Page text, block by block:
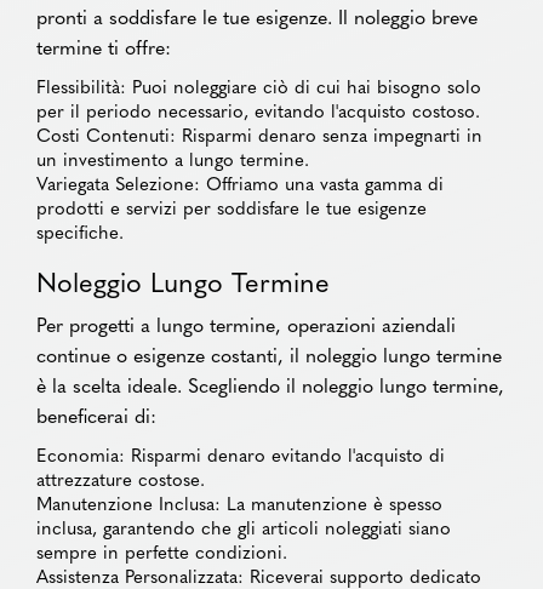
pronti a soddisfare le tue esigenze. Il noleggio breve
termine ti offre:
Flessibilità: Puoi noleggiare ciò di cui hai bisogno solo
per il periodo necessario, evitando l'acquisto costoso.
Costi Contenuti: Risparmi denaro senza impegnarti in
un investimento a lungo termine.
Variegata Selezione: Offriamo una vasta gamma di
prodotti e servizi per soddisfare le tue esigenze
specifiche.
Noleggio Lungo Termine
Per progetti a lungo termine, operazioni aziendali
continue o esigenze costanti, il noleggio lungo termine
è la scelta ideale. Scegliendo il noleggio lungo termine,
beneficerai di:
Economia: Risparmi denaro evitando l'acquisto di
attrezzature costose.
Manutenzione Inclusa: La manutenzione è spesso
inclusa, garantendo che gli articoli noleggiati siano
sempre in perfette condizioni.
Assistenza Personalizzata: Riceverai supporto dedicato